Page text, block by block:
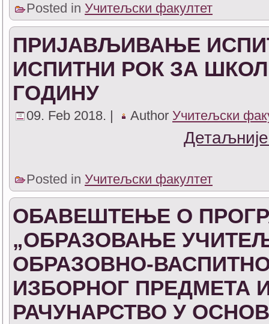
Posted in Учитељски факултет
ПРИЈАВЉИВАЊЕ
ИСПИТНИ РОК ЗА
ГОДИНУ
09. Feb 2018. | Author Учитељски
Posted in Учитељски факултет
ОБАВЕШТЕЊЕ О
„ОБРАЗОВАЊЕ
ОБРАЗОВНО-
ИЗБОРНОГ ПРЕДМЕТА
РАЧУНАРСТВО У